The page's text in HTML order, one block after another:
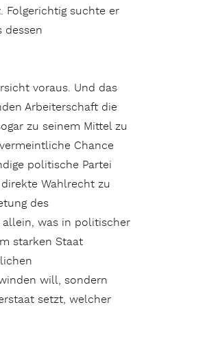
Folgerichtig suchte er
dessen
voraus. Und das
Arbeiterschaft die
zu seinem Mittel zu
Chance
politische Partei
Wahlrecht zu
des
allein, was in politischer
starken Staat
will, sondern
setzt, welcher